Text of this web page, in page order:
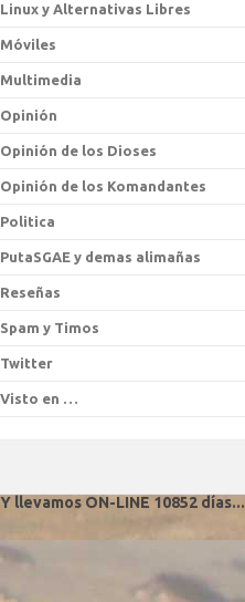
Linux y Alternativas Libres
Móviles
Multimedia
Opinión
Opinión de los Dioses
Opinión de los Komandantes
Politica
PutaSGAE y demas alimañas
Reseñas
Spam y Timos
Twitter
Visto en …
Y llevamos ON-LINE 10852 días...